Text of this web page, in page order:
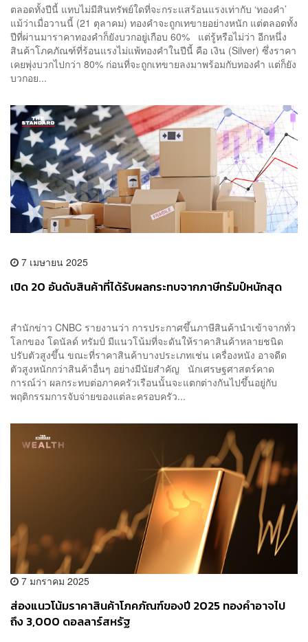
ตลอดทั้งปีนี้ แทบไม่มีสินทรัพย์ใดที่จะกระแสร้อนแรงเท่ากับ ‘ทองคำ’
แม้ว่าเมื่อวานนี้ (21 ตุลาคม) ทองคำจะถูกเทขายอย่างหนัก แต่ตลอดทั้ง
ปีที่ผ่านมาราคาทองคำก็ยังบวกอยู่เกือบ 60% แต่รู้หรือไม่ว่า อีกหนึ่ง
สินค้าโภคภัณฑ์ที่ร้อนแรงไม่แพ้ทองคำในปีนี้ คือ เงิน (Silver) ซึ่งราคา
เคยพุ่งบวกไปกว่า 80% ก่อนที่จะถูกเทขายลงมาพร้อมกับทองคำ แต่ก็ยัง
บวกอย...
7 เมษายน 2025
เปิด 20 อันดับสินค้าที่ได้รับผลกระทบจากภาษีทรัมป์หนักสุด
สำนักข่าว CNBC รายงานว่า การประกาศขึ้นภาษีสินค้านำเข้าจากทั่ว
โลกของ โดนัลด์ ทรัมป์ มีแนวโน้มที่จะดันให้ราคาสินค้าหลายชนิด
ปรับตัวสูงขึ้น ขณะที่ราคาสินค้าบางประเภทเช่น เครื่องหนัง อาจดีด
ตัวสูงหนักกว่าสินค้าอื่นๆ อย่างมีนัยสำคัญ นักเศรษฐศาสตร์คาด
การณ์ว่า ผลกระทบต่อภาคครัวเรือนนั้นจะแตกต่างกันไปขึ้นอยู่กับ
พฤติกรรมการจับจ่ายของแต่ละครอบครัว...
7 มกราคม 2025
ส่องแนวโน้มราคาสินค้าโภคภัณฑ์ของปี 2025 ทองคำอาจไป
ถึง 3,000 ดอลลาร์สหรัฐ